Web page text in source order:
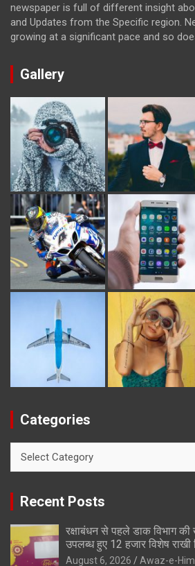
newspaper is full of different insight
and Updates from the Specific region.
growing at a significant pace and so
Gallery
Categories
Recent Posts
रक्षाबंधन से पहले डाक विभाग
उपलब्ध हुए 12 हजार विशेष
August 6, 2026 Awaz-e-